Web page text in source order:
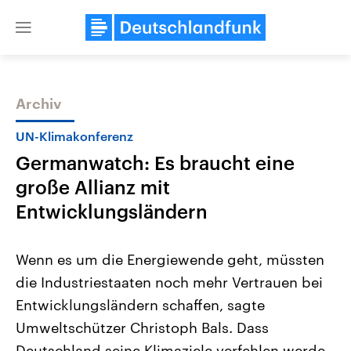
Close
Themen
2026
Alle Informationen
Sachsen-Anhalt wählt am 6.
September 2026 einen neuen
Landtag. Seit 2021 wird das
Bundesland von einer Koalition aus
Aktuelle Beiträge,
Hintergründe
Wirtschaftlich und
gehören die Vereinigten
den mächtigsten Ländern
mit großem Einfluss auf
Archiv
UN-Klimakonferenz
Germanwatch: Es braucht eine
große Allianz mit
Entwicklungsländern
Wenn es um die Energiewende geht, müssten
die Industriestaaten noch mehr Vertrauen bei
Entwicklungsländern schaffen, sagte
Umweltschützer Christoph Bals. Dass